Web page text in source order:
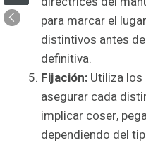
para marcar el
distintivos antes
definitiva.
Fijación: Utiliza
asegurar cada
implicar coser,
dependiendo del